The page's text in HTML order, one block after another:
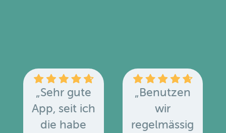
„Sehr gute
App, seit ich
die habe
„Benutzen
wir
regelmässig